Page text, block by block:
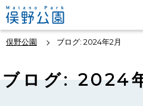
俣野公園 ブログ: 2024年2月
ブログ: 2024